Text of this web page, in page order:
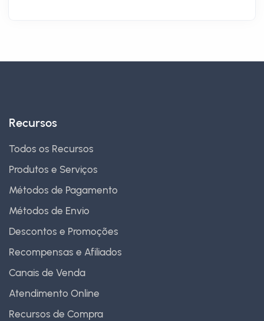
Recursos
Todos os Recursos
Produtos e Serviços
Métodos de Pagamento
Métodos de Envio
Descontos e Promoções
Recompensas e Afiliados
Canais de Venda
Atendimento Online
Recursos de Compra